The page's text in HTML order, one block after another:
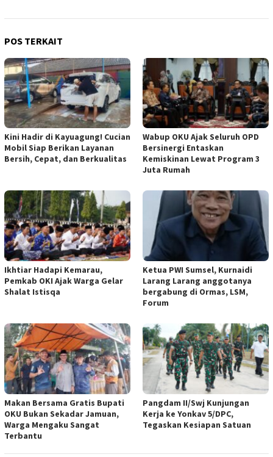
POS TERKAIT
Kini Hadir di Kayuagung! Cucian
Mobil Siap Berikan Layanan
Bersih, Cepat, dan Berkualitas
Wabup OKU Ajak Seluruh OPD
Bersinergi Entaskan
Kemiskinan Lewat Program 3
Juta Rumah
Ikhtiar Hadapi Kemarau,
Pemkab OKI Ajak Warga Gelar
Shalat Istisqa
Ketua PWI Sumsel, Kurnaidi
Larang Larang anggotanya
bergabung di Ormas, LSM,
Forum
Makan Bersama Gratis Bupati
OKU Bukan Sekadar Jamuan,
Warga Mengaku Sangat
Terbantu
Pangdam II/Swj Kunjungan
Kerja ke Yonkav 5/DPC,
Tegaskan Kesiapan Satuan